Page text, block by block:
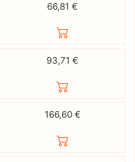
66,81 €
93,71 €
166,60 €